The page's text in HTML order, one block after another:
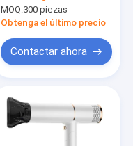
accesorios de salón
MOQ:300 piezas
Obtenga el último precio
Contactar ahora